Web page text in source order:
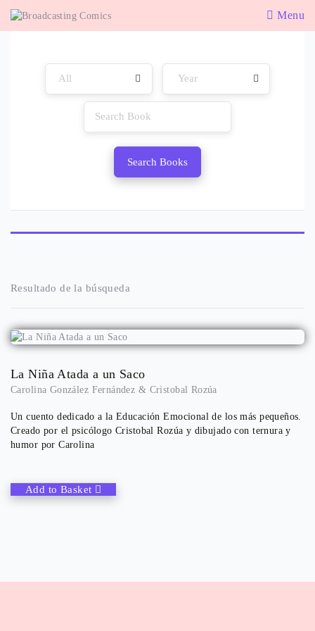
Menu
Search Books
Resultado de la búsqueda
La Niña Atada a un Saco
Carolina González Fernández & Cristobal Rozúa
Un cuento dedicado a la Educación Emocional de los más pequeños.
Creado por el psicólogo Cristobal Rozúa y dibujado con ternura y
humor por Carolina
Add to Basket